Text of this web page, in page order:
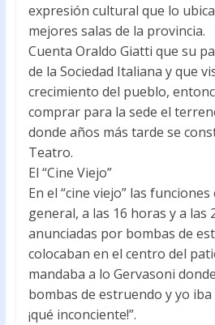
expresión cultural que lo
mejores salas de la provincia.
Cuenta Oraldo Giatti que su
de la Sociedad Italiana y que
crecimiento del pueblo,
comprar para la sede el
donde años más tarde se
Teatro.
El “Cine Viejo”
En el “cine viejo” las
general, a las 16 horas y a las
anunciadas por bombas de
colocaban en el centro del
mandaba a lo Gervasoni
bombas de estruendo y yo
¡qué inconciente!”.